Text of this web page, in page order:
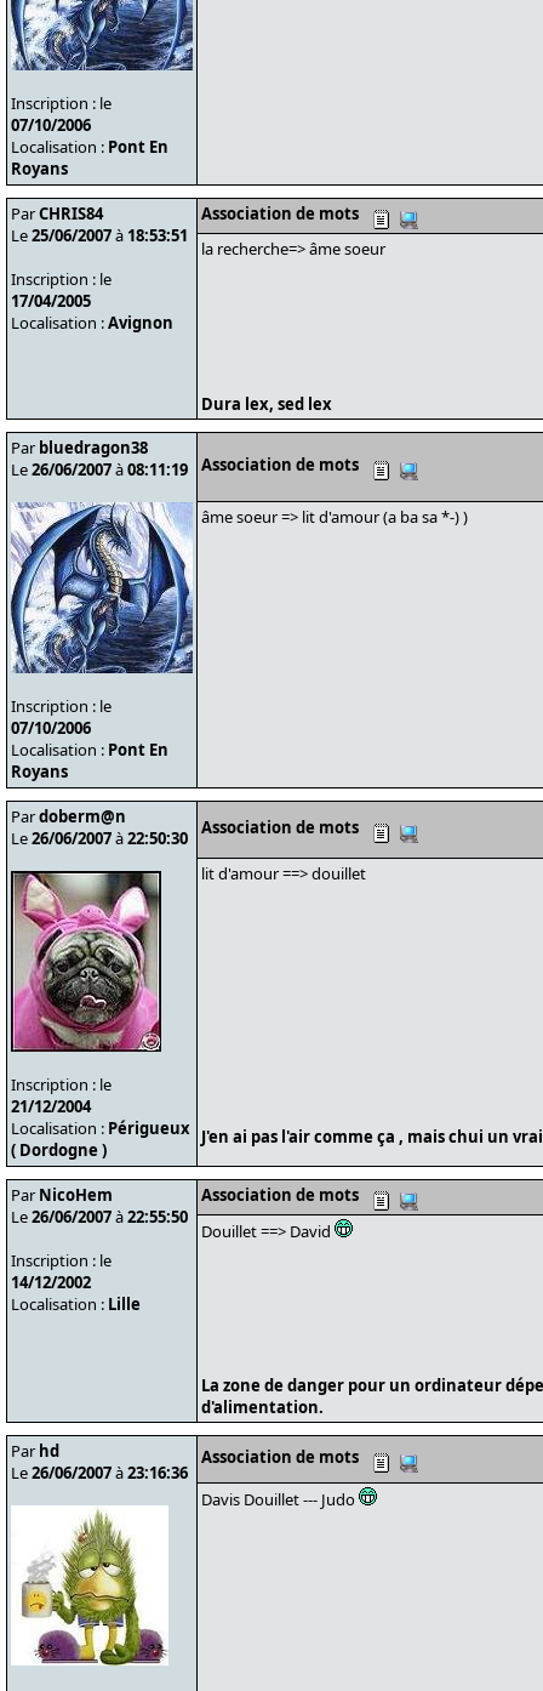
Inscription : le
07/10/2006
Localisation : Pont En
Royans
ParCHRIS84
Le25/06/2007à 18:53:51
Inscription : le
17/04/2005
Localisation :Avignon
Association de mots
la recherche=> âme soeur
Dura lex, sed lex
Par bluedragon38
Le26/06/2007à08:11:19
Inscription : le
07/10/2006
Localisation : Pont En
Royans
Association de mots
âme soeur => lit d'amour (a ba sa *-) )
Pardoberm@n
Le26/06/2007à22:50:30
Inscription : le
21/12/2004
Localisation : Périgueux
( Dordogne )
Association de mots
lit d'amour ==> douillet
J'en ai pas l'air comme ça , mais chui un
Par NicoHem
Le26/06/2007à22:55:50
Inscription : le
14/12/2002
Localisation : Lille
Association de mots
Douillet ==> David
La zone de danger pour un ordinateur
d'alimentation.
Par hd
Le26/06/2007à23:16:36
Association de mots
Davis Douillet --- Judo